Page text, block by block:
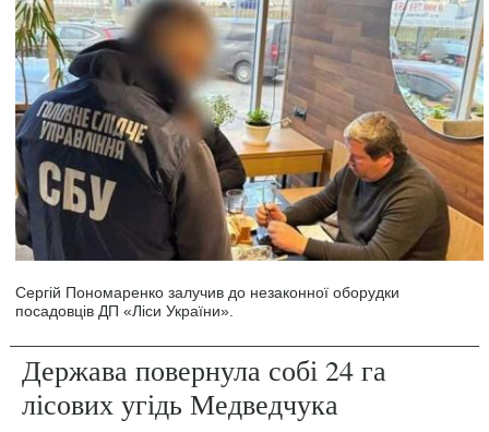
Сергій Пономаренко залучив до незаконної оборудки
посадовців ДП «Ліси України».
Держава повернула собі 24 га
лісових угідь Медведчука